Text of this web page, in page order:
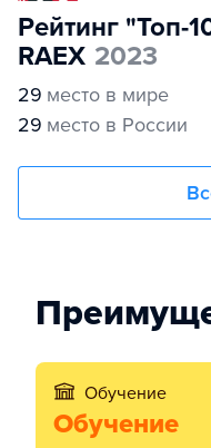
Рейтинг "Топ-
RAEX 2023
29 место в мире
29 место в России
Обучение
Обучение